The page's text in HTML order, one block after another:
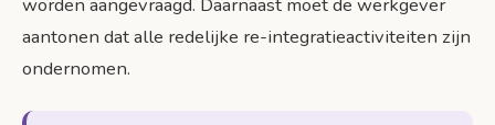
worden aangevraagd. Daarnaast moet de werkgever
aantonen dat alle redelijke re-integratieactiviteiten zijn
ondernomen.